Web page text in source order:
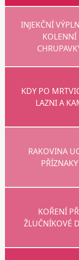
INJEKČNÍ
KOLENNÍ
KDY PO
LAZNI A
RAKOVINA
PŘÍZNAKY
KOŘENÍ
ŽLUČNÍKOVÉ